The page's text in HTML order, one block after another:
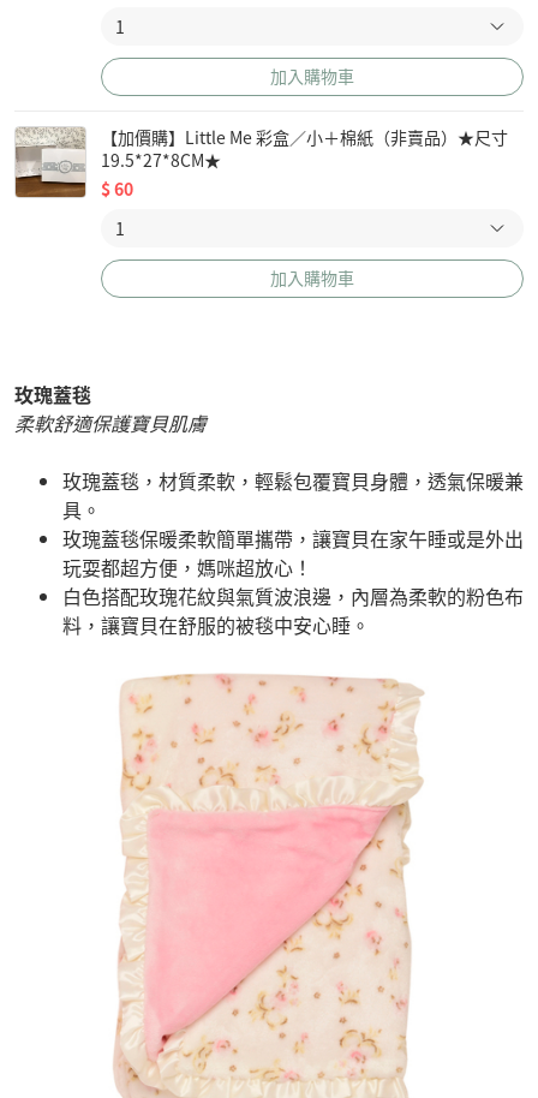
加入購物車
【加價購】Little Me 彩盒／小＋棉紙（非賣品）★尺寸
19.5*27*8CM★
$60
加入購物車
玫瑰蓋毯
柔軟舒適保護寶貝肌膚
玫瑰蓋毯，材質柔軟，輕鬆包覆寶貝身體，透氣保暖兼
具。
玫瑰蓋毯保暖柔軟簡單攜帶，讓寶貝在家午睡或是外出
玩耍都超方便，媽咪超放心！
白色搭配玫瑰花紋與氣質波浪邊，內層為柔軟的粉色布
料，讓寶貝在舒服的被毯中安心睡。